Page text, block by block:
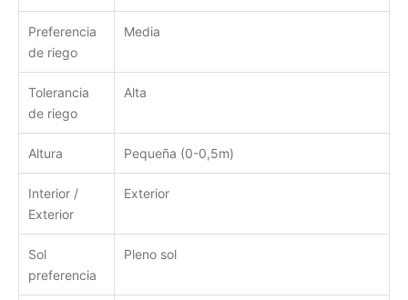
Preferencia
de riego
Media
Tolerancia
de riego
Alta
Altura Pequeña (0-0,5m)
Interior /
Exterior
Exterior
Sol
preferencia
Pleno sol